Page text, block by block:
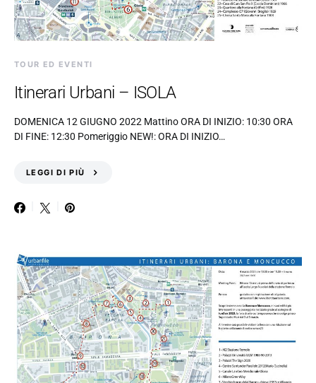
TOUR ED EVENTI
Itinerari Urbani – ISOLA
DOMENICA 12 GIUGNO 2022 Mattino ORA DI INIZIO: 10:30 ORA
DI FINE: 12:30 Pomeriggio NEW!: ORA DI INIZIO…
LEGGI DI PIÙ